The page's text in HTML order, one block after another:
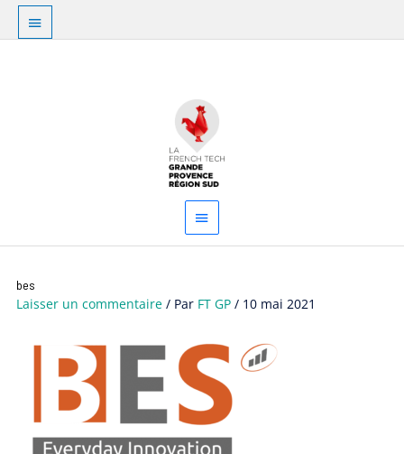
Aller
contenu
Au
dessus
principal
bes
Laisser un commentaire / Par FT GP/ 10 mai 2021